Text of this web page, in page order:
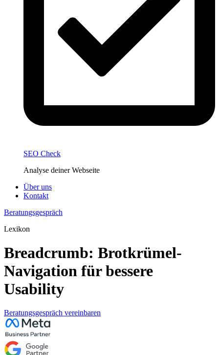
SEO Check
Analyse deiner Webseite
Über uns
Kontakt
Beratungsgespräch
Lexikon
Breadcrumb: Brotkrümel-
Navigation für bessere
Usability
Beratungsgespräch vereinbaren